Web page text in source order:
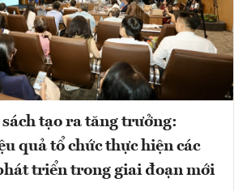
tạo ra tăng trưởng:
quả tổ chức thực hiện các
triển trong giai đoạn mới